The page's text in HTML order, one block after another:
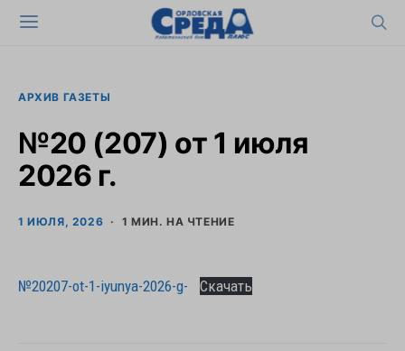
АРХИВ ГАЗЕТЫ
№20 (207) от 1 июля
2026 г.
1 ИЮЛЯ, 2026 1 МИН. НА ЧТЕНИЕ
№20207-ot-1-iyunya-2026-g- Скачать